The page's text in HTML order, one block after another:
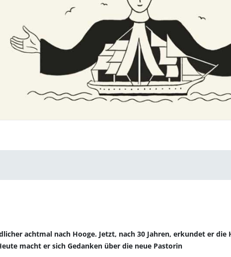
achtmal nach Hooge. Jetzt, nach 30 Jahren, erkundet er
macht er sich Gedanken über die neue Pastorin